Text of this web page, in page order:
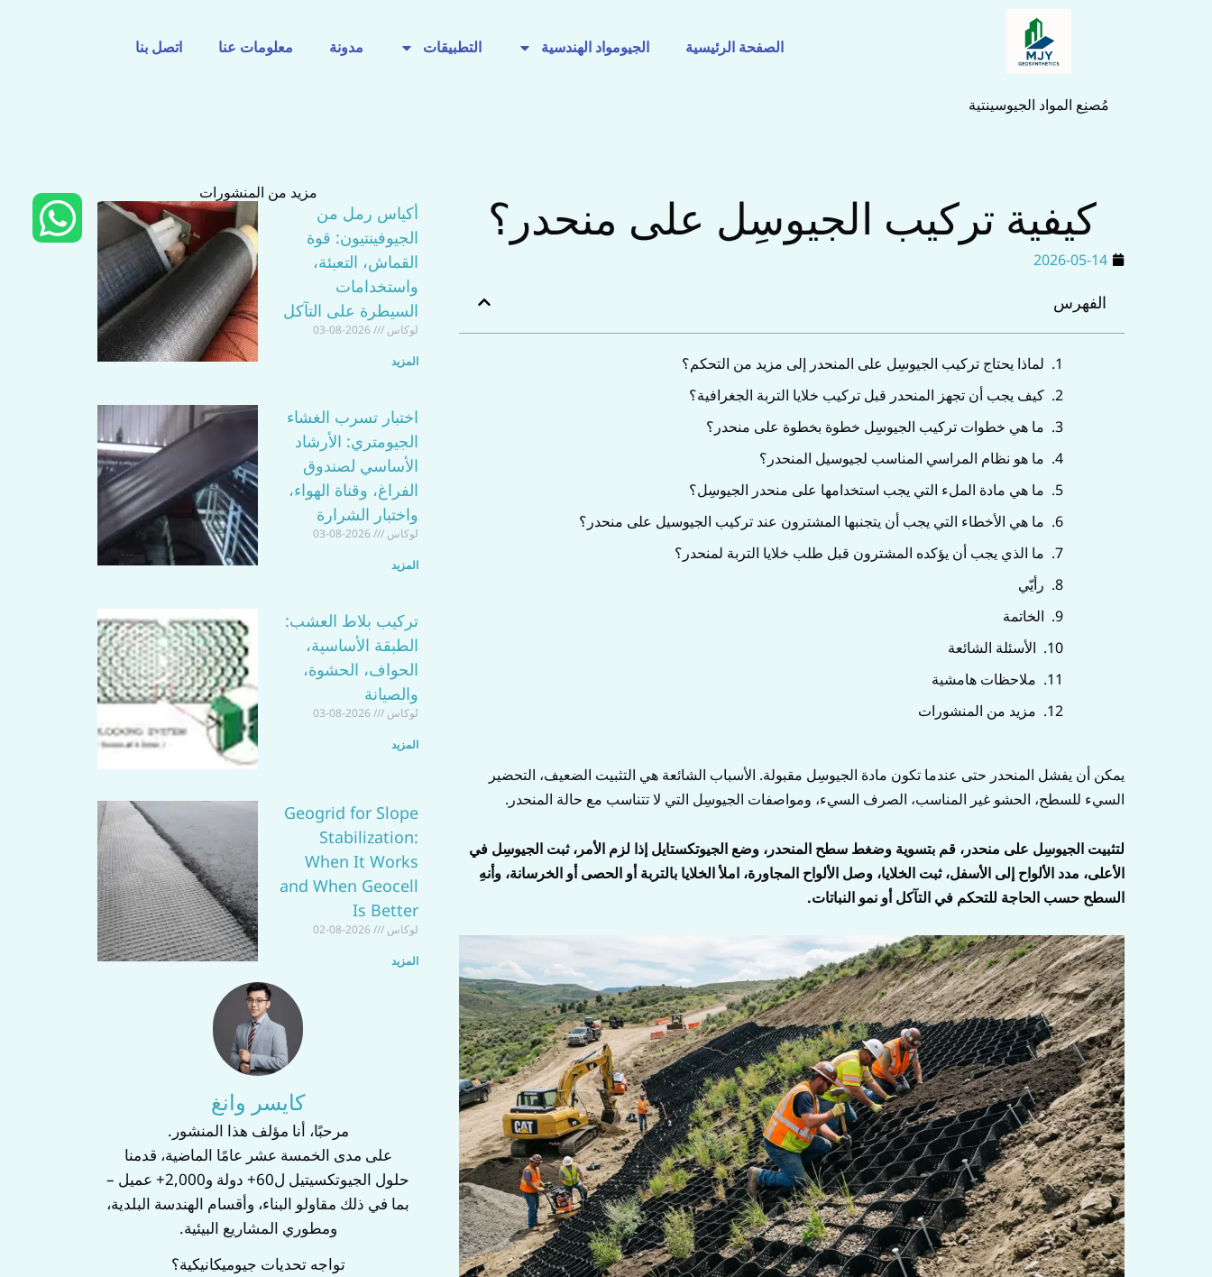
مُصنِع المواد الجيوسينتية
الصفحة الرئيسية الجيومواد الهندسية التطبيقات مدونة معلومات عنا اتصل بنا
كيفية تركيب الجيوسِل على منحدر؟
2026-05-14
الفهرس
لماذا يحتاج تركيب الجيوسِل على المنحدر إلى مزيد من التحكم؟
كيف يجب أن تجهز المنحدر قبل تركيب خلايا التربة الجغرافية؟
ما هي خطوات تركيب الجيوسِل خطوة بخطوة على منحدر؟
ما هو نظام المراسي المناسب لجيوسيل المنحدر؟
ما هي مادة الملء التي يجب استخدامها على منحدر الجيوسِل؟
ما هي الأخطاء التي يجب أن يتجنبها المشترون عند تركيب الجيوسيل على منحدر؟
ما الذي يجب أن يؤكده المشترون قبل طلب خلايا التربة لمنحدر؟
رأيّي
الخاتمة
الأسئلة الشائعة
ملاحظات هامشية
مزيد من المنشورات
يمكن أن يفشل المنحدر حتى عندما تكون مادة الجيوسِل مقبولة. الأسباب الشائعة هي التثبيت الضعيف، التحضير
السيء للسطح، الحشو غير المناسب، الصرف السيء، ومواصفات الجيوسِل التي لا تتناسب مع حالة المنحدر.
لتثبيت الجيوسِل على منحدر، قم بتسوية وضغط سطح المنحدر، وضع الجيوتكستايل إذا لزم الأمر، ثبت الجيوسِل في
الأعلى، مدد الألواح إلى الأسفل، ثبت الخلايا، وصل الألواح المجاورة، املأ الخلايا بالتربة أو الحصى أو الخرسانة، وأنهِ
السطح حسب الحاجة للتحكم في التآكل أو نمو النباتات.
مزيد من المنشورات
أكياس رمل من
الجيوفينتيون: قوة
القماش، التعبئة،
واستخدامات
السيطرة على التآكل
لوكاس
المزيد
اختبار تسرب الغشاء
الجيومتري: الأرشاد
الأساسي لصندوق
الفراغ، وقناة الهواء،
واختبار الشرارة
لوكاس
المزيد
تركيب بلاط العشب:
الطبقة الأساسية،
الحواف، الحشوة،
والصيانة
لوكاس
المزيد
Geogrid for Slope
Stabilization:
When It Works
and When Geocell
Is Better
لوكاس
المزيد
كايسر وانغ
‌مرحبًا، أنا مؤلف هذا المنشور.‌
على مدى الخمسة عشر عامًا الماضية، قدمنا
حلول الجيوتكسيتيل ل‌60+ دولة‌ و‌2,000+ عميل‌ –
بما في ذلك مقاولو البناء، وأقسام الهندسة البلدية،
ومطوري المشاريع البيئية.
‌تواجه تحديات جيوميكانيكية؟‌
و
ا